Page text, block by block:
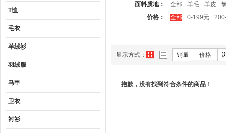
面料质地：
全部 羊毛 羊皮
价格：
全部 0-199元
显示方式： 销量 价格
抱歉，没有找到符合条件的商品！
T恤
毛衣
羊绒衫
羽绒服
马甲
卫衣
衬衫